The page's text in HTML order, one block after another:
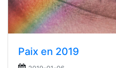
Paix en 2019